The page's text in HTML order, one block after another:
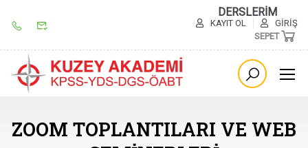
DERSLERİM
KAYIT OL
GIRIŞ
SEPET
ZOOM TOPLANTILARI VE WEB